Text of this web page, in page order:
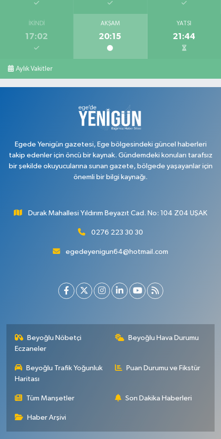
İKINDI
17:02
AKŞAM
20:15
YATSI
21:44
Aylık Vakitler
Egede Yenigün gazetesi, Ege bölgesindeki güncel haberleri
takip edenler için öncü bir kaynak. Gündemdeki konuları tarafsız
bir şekilde okuyucularına sunan gazete, bölgede yaşayanlar için
önemli bir bilgi kaynağı.
Durak Mahallesi Yıldırım Beyazıt Cad. No: 104 Z04 UŞAK
0276 223 30 30
egedeyenigun64@hotmail.com
Beyoğlu Nöbetçi
Eczaneler
Beyoğlu Hava Durumu
Beyoğlu Trafik Yoğunluk
Haritası
Puan Durumu ve Fikstür
Tüm Manşetler Son Dakika Haberleri
Haber Arşivi